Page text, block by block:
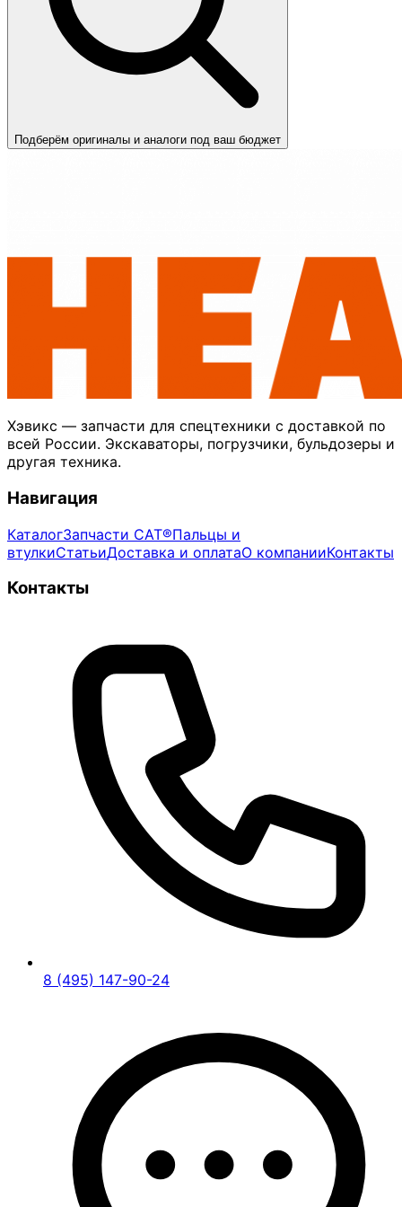
Подберём оригиналы и аналоги под ваш бюджет
Хэвикс — запчасти для спецтехники с доставкой по
всей России. Экскаваторы, погрузчики, бульдозеры и
другая техника.
Навигация
КаталогЗапчасти CAT®Пальцы и
втулкиСтатьиДоставка и оплатаО компанииКонтакты
Контакты
8 (495) 147-90-24